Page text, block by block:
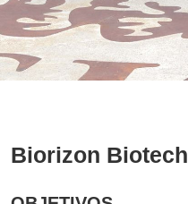
Biorizon Biotech